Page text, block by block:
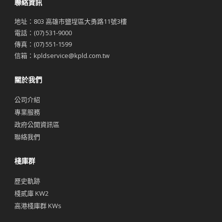
聯絡資訊
地址：803 高雄市鹽埕區大勇路11號3樓
電話：(07) 531-9000
傳真：(07) 551-1599
信箱： kpldservice@kpld.com.tw
關於我們
公司介紹
專業服務
政府公開資訊區
聯絡我們
棧庫群
歷史軌跡
棧貳庫 KW2
高港棧庫群 KWs